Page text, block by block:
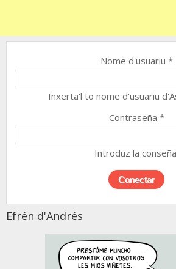
Nome d'usuariu *
Inxerta'l to nome d'usuariu
Contraseña *
Introduz la
Efrén d'Andrés